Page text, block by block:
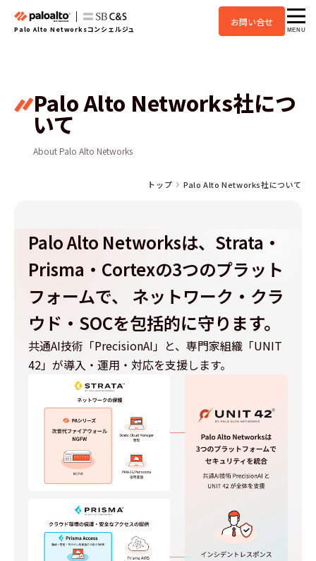
Palo Alto Networksコンシェルジュ
お問い合せ
MENU
Palo Alto Networks社につ
いて
About Palo Alto Networks
トップ Palo Alto Networks社について
Palo Alto Networksは、Strata・
Prisma・Cortexの3つのプラット
フォームで、
ネットワーク・クラ
ウド・SOCを包括的に守ります。
共通AI技術「PrecisionAI」と、専門家組織「UNIT
42」が導入・運用・対応を支援します。